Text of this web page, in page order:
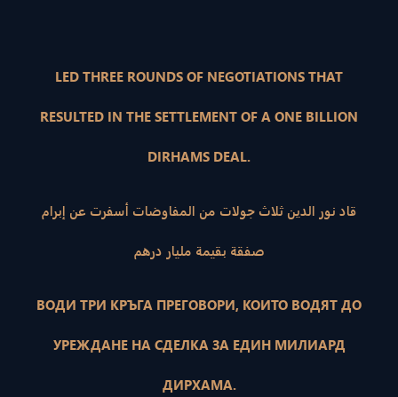
LED THREE ROUNDS OF NEGOTIATIONS THAT
RESULTED IN THE SETTLEMENT OF A ONE BILLION
DIRHAMS DEAL.
قاد نور الدين ثلاث جولات من المفاوضات أسفرت عن إبرام
صفقة بقيمة مليار درهم
ВОДИ ТРИ КРЪГА ПРЕГОВОРИ, КОИТО ВОДЯТ ДО
УРЕЖДАНЕ НА СДЕЛКА ЗА ЕДИН МИЛИАРД
ДИРХАМА.